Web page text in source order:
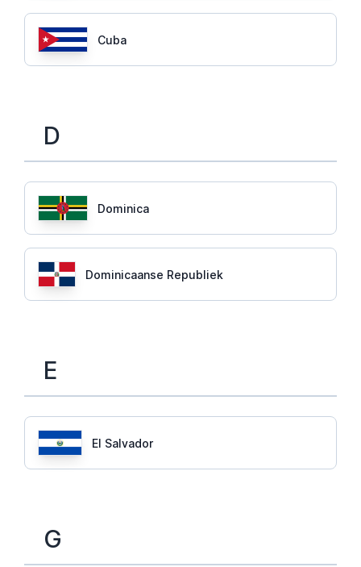
Cuba
D
Dominica
Dominicaanse Republiek
E
El Salvador
G